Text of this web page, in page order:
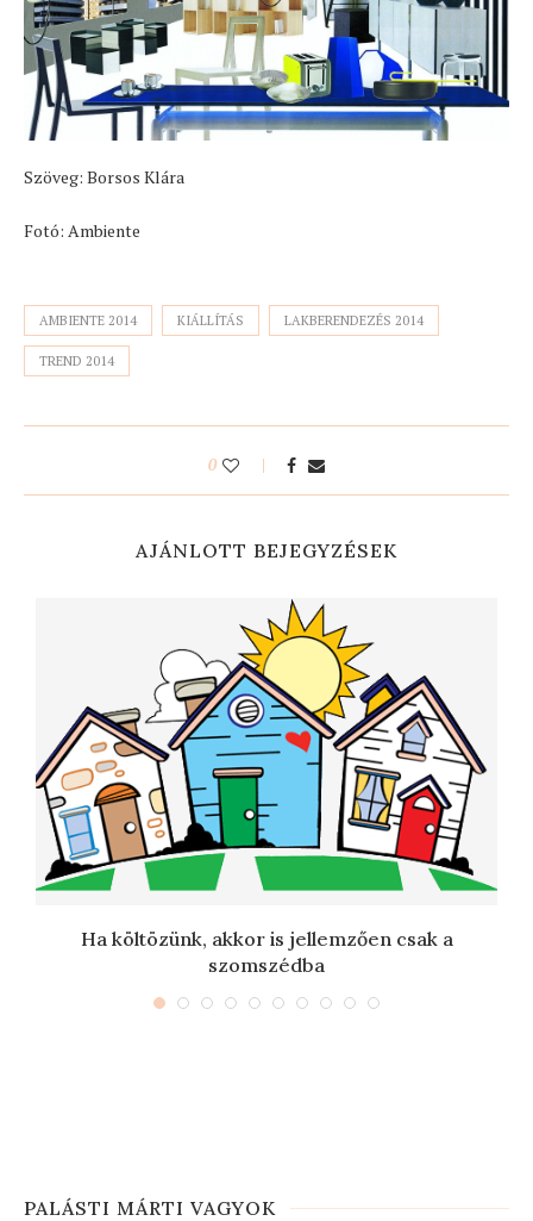
Szöveg: Borsos Klára
Fotó: Ambiente
AMBIENTE 2014 KIÁLLÍTÁS LAKBERENDEZÉS 2014
TREND 2014
0
AJÁNLOTT BEJEGYZÉSEK
Ha költözünk, akkor is jellemzően csak a
szomszédba
PALÁSTI MÁRTI VAGYOK